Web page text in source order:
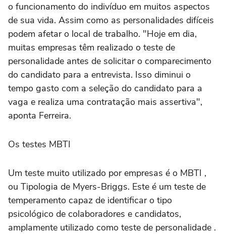
o funcionamento do indivíduo em muitos aspectos
de sua vida. Assim como as personalidades difíceis
podem afetar o local de trabalho. "Hoje em dia,
muitas empresas têm realizado o teste de
personalidade antes de solicitar o comparecimento
do candidato para a entrevista. Isso diminui o
tempo gasto com a seleção do candidato para a
vaga e realiza uma contratação mais assertiva",
aponta Ferreira.
Os testes MBTI
Um teste muito utilizado por empresas é o MBTI ,
ou Tipologia de Myers-Briggs. Este é um teste de
temperamento capaz de identificar o tipo
psicológico de colaboradores e candidatos,
amplamente utilizado como teste de personalidade .